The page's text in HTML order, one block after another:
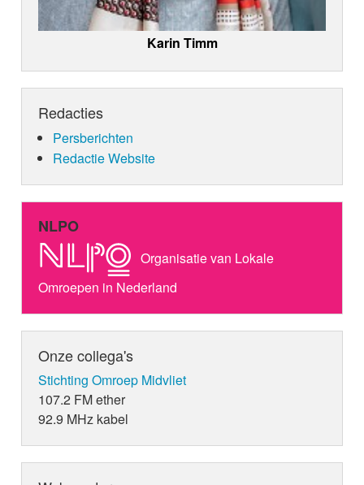
Karin Timm
Redacties
Persberichten
Redactie Website
NLPO
Organisatie van Lokale
Omroepen in Nederland
Onze collega's
Stichting Omroep Midvliet
107.2 FM ether
92.9 MHz kabel